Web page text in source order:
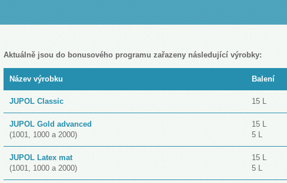
Aktuálně jsou do bonusového programu zařazeny následující výrobky:
Název výrobku Balení
JUPOL Classic 15 L
JUPOL Gold advanced
(1001, 1000 a 2000)
15 L
5 L
JUPOL Latex mat
(1001, 1000 a 2000)
15 L
5 L